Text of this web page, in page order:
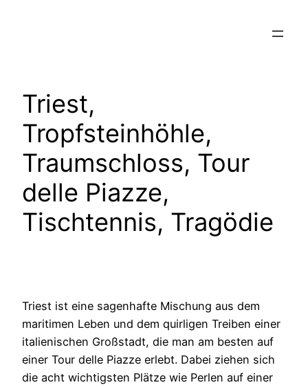
Triest,
Tropfsteinhöhle,
Traumschloss, Tour
delle Piazze,
Tischtennis, Tragödie
Triest ist eine sagenhafte Mischung aus dem
maritimen Leben und dem quirligen Treiben einer
italienischen Großstadt, die man am besten auf
einer Tour delle Piazze erlebt. Dabei ziehen sich
die acht wichtigsten Plätze wie Perlen auf einer